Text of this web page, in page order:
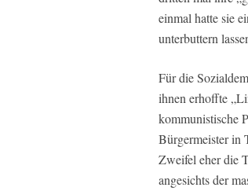
einmal hatte sie
unterbuttern
Für die
ihnen erhoffte
kommunistische
Bürgermeister in
Zweifel eher die
angesichts der